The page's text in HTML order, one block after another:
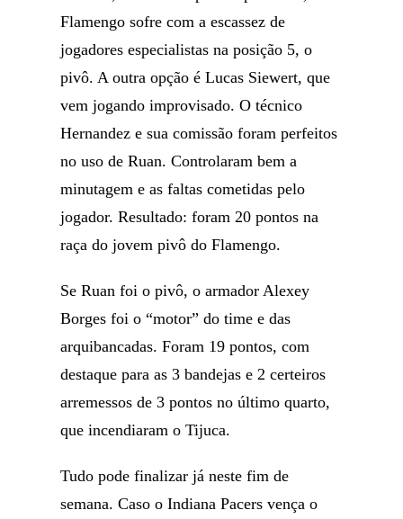
Flamengo sofre com a escassez de
jogadores especialistas na posição 5, o
pivô. A outra opção é Lucas Siewert, que
vem jogando improvisado. O técnico
Hernandez e sua comissão foram perfeitos
no uso de Ruan. Controlaram bem a
minutagem e as faltas cometidas pelo
jogador. Resultado: foram 20 pontos na
raça do jovem pivô do Flamengo.
Se Ruan foi o pivô, o armador Alexey
Borges foi o “motor” do time e das
arquibancadas. Foram 19 pontos, com
destaque para as 3 bandejas e 2 certeiros
arremessos de 3 pontos no último quarto,
que incendiaram o Tijuca.
Tudo pode finalizar já neste fim de
semana. Caso o Indiana Pacers vença o